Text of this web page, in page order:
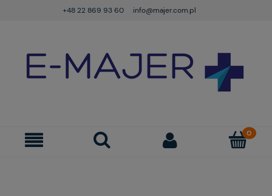
+48 22 869 93 60 info@majer.com.pl